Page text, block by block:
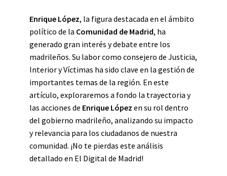
Enrique López, la figura destacada en el ámbito
político de la Comunidad de Madrid, ha
generado gran interés y debate entre los
madrileños. Su labor como consejero de Justicia,
Interior y Víctimas ha sido clave en la gestión de
importantes temas de la región. En este
artículo, exploraremos a fondo la trayectoria y
las acciones de Enrique López en su rol dentro
del gobierno madrileño, analizando su impacto
y relevancia para los ciudadanos de nuestra
comunidad. ¡No te pierdas este análisis
detallado en El Digital de Madrid!